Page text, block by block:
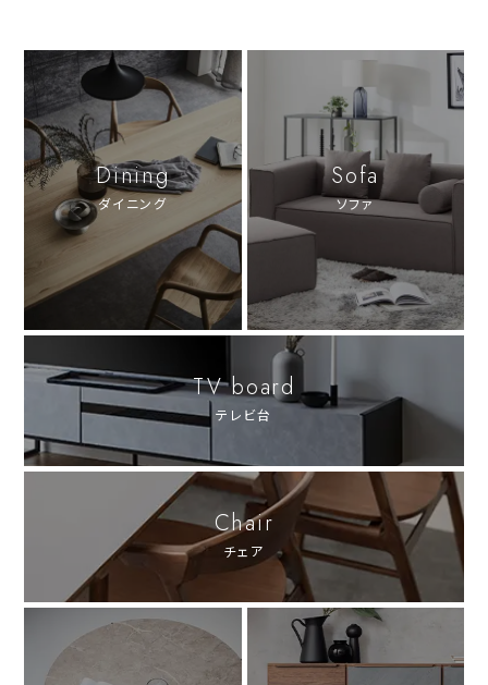
Dining
ダイニング
Sofa
ソファ
TV board
テレビ台
Chair
チェア